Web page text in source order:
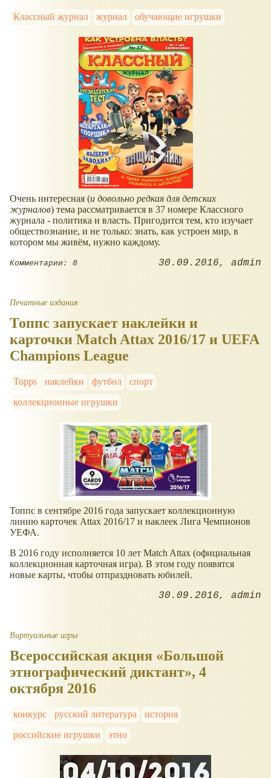
Классный журнал журнал обучающие игрушки
Очень интересная (и довольно редкая для детских
журналов) тема рассматривается в 37 номере Классного
журнала - политика и власть. Пригодится тем, кто изучает
обществознание, и не только: знать, как устроен мир, в
котором мы живём, нужно каждому.
Комментарии: 8 30.09.2016 admin
Печатные издания
Топпс запускает наклейки и
карточки Match Attax 2016/17 и UEFA
Champions League
Topps наклейки футбол
спорт
коллекционные игрушки
Топпс в сентябре 2016 года запускает коллекционную
линию карточек Attax 2016/17 и наклеек Лига Чемпионов
УЕФА.
В 2016 году исполняется 10 лет Match Attax (официальная
коллекционная карточная игра). В этом году появятся
новые карты, чтобы отпраздновать юбилей.
30.09.2016 admin
Виртуальные игры
Всероссийская акция «Большой
этнографический диктант», 4
октября 2016
конкурс русский литература
история
российские игрушки
этно